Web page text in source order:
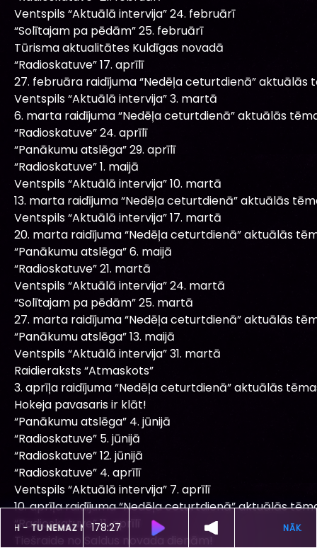
ŠOBRĪD SKANCHRIS NOAH -TU NEMAZ NENOJAUT
178:24
Ventspils “Aktuālā intervija” 24. februārī
“Solītajam pa pēdām” 25. februārī
Tūrisma aktualitātes Kuldīgas novadā
“Radioskatuve” 17. aprīlī
27. februāra raidījuma “Nedēļa ceturtdienā” aktuālās
Ventspils “Aktuālā intervija” 3. martā
6. marta raidījuma “Nedēļa ceturtdienā” aktuālās
“Radioskatuve” 24. aprīlī
“Panākumu atslēga” 29. aprīlī
“Radioskatuve” 1. maijā
Ventspils “Aktuālā intervija” 10. martā
13. marta raidījuma “Nedēļa ceturtdienā” aktuālās
Ventspils “Aktuālā intervija” 17. martā
20. marta raidījuma “Nedēļa ceturtdienā” aktuālās
“Panākumu atslēga” 6. maijā
“Radioskatuve” 21. martā
Ventspils “Aktuālā intervija” 24. martā
“Solītajam pa pēdām” 25. martā
27. marta raidījuma “Nedēļa ceturtdienā” aktuālās
“Panākumu atslēga” 13. maijā
Ventspils “Aktuālā intervija” 31. martā
Raidieraksts “Atmaskots”
3. aprīļa raidījuma “Nedēļa ceturtdienā” aktuālās
Hokeja pavasaris ir klāt!
“Panākumu atslēga” 4. jūnijā
“Radioskatuve” 5. jūnijā
“Radioskatuve” 12. jūnijā
“Radioskatuve” 4. aprīlī
Ventspils “Aktuālā intervija” 7. aprīlī
10. aprīļa raidījuma “Nedēļa ceturtdienā” aktuālās
“Radioskatuve” 11. aprīlī
Tiešraide no Saldus novada dienām!